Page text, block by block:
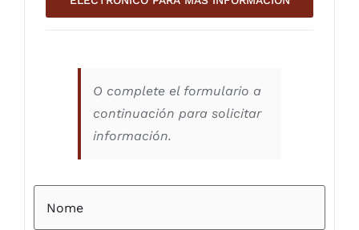
O complete el formulario a
continuación para solicitar
información.